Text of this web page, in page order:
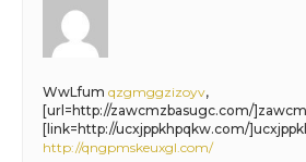
WwLfum qzgmggzizoyv,
[url=http://zawcmzbasugc.com/
[link=http://ucxjppkhpqkw.com/
http://qngpmskeuxgl.com/